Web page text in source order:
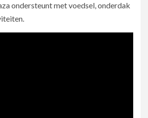
ondersteunt met voedsel, onderdak